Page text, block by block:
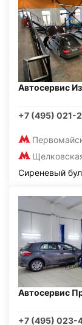
Автосервис
+7 (495) 021-
Сиреневый
Автосервис
+7 (495) 023-